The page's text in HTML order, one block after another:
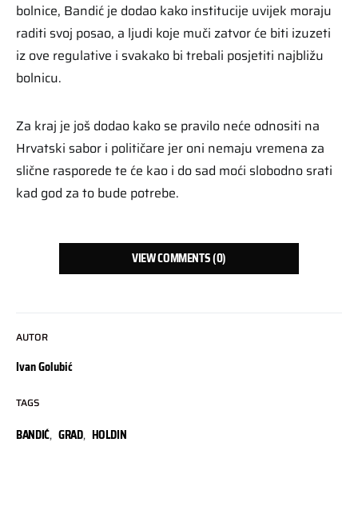
AUTOR
Ivan Golubić
TAGS
BANDIĆ, GRAD, HOLDIN
bolnice, Bandić je dodao kako institucije uvijek moraju
raditi svoj posao, a ljudi koje muči zatvor će biti izuzeti
iz ove regulative i svakako bi trebali posjetiti najbližu
bolnicu.
Za kraj je još dodao kako se pravilo neće odnositi na
Hrvatski sabor i političare jer oni nemaju vremena za
slične rasporede te će kao i do sad moći slobodno srati
kad god za to bude potrebe.
VIEW COMMENTS (0)